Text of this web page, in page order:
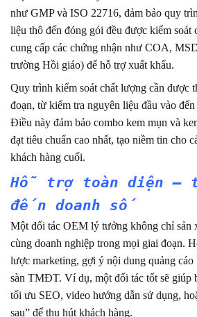
như GMP và ISO 22716, đảm bảo quy
liệu thô đến đóng gói đều được kiểm soát
cung cấp các chứng nhận như COA,
trường Hồi giáo) để hỗ trợ xuất khẩu.
Quy trình kiểm soát chất lượng cần được
đoạn, từ kiểm tra nguyên liệu đầu vào
Điều này đảm bảo combo kem mụn và
đạt tiêu chuẩn cao nhất, tạo niềm tin cho
khách hàng cuối.
Hỗ trợ toàn diện –
đến doanh số
Một đối tác OEM lý tưởng không chỉ sản
cùng doanh nghiệp trong mọi giai đoạn.
lược marketing, gợi ý nội dung quảng cáo
sàn TMĐT. Ví dụ, một đối tác tốt sẽ giúp
tối ưu SEO, video hướng dẫn sử dụng,
sau” để thu hút khách hàng.